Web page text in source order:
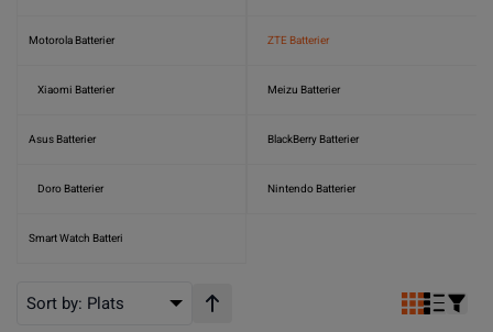
Motorola Batterier ZTE Batterier
Xiaomi Batterier Meizu Batterier
Asus Batterier BlackBerry Batterier
Doro Batterier Nintendo Batterier
Smart Watch Batteri
Sort by: Plats Stigande ordning